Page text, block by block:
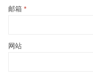
邮箱 *
网站